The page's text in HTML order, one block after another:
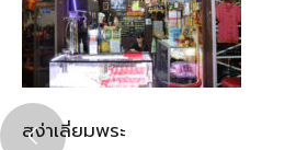
สง่าเลี่ยมพระ